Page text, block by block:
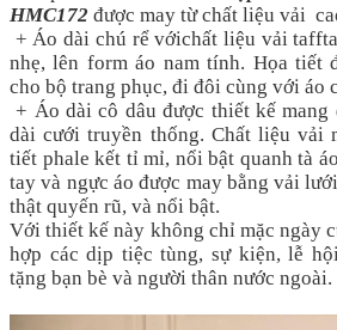
HMC172 được may từ chất liệu vải
+ Áo dài chú rể vớichất liệu vải
nhẹ, lên form áo nam tính. Họa tiết
cho bộ trang phục, đi đôi cùng với áo
+ Áo dài cô dâu được thiết kế mang
dài cưới truyền thống. Chất liệu vải
tiết phale kết tỉ mỉ, nổi bật quanh tà
tay và ngực áo được may bằng vải
thật quyến rũ, và nổi bật.
Với thiết kế này không chỉ mặc ngày
hợp các dịp tiệc tùng, sự kiện, lễ
tặng bạn bè và người thân nước ngoài.